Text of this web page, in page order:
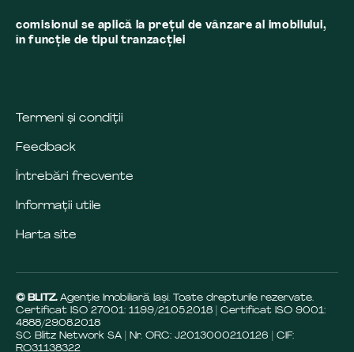
comisionul se aplică la preţul de vânzare al imobilului,
în funcţie de tipul tranzacţiei
Termeni și condiții
Feedback
Întrebări frecvente
Informații utile
Harta site
© BLITZ. Agenție Imobiliară Iaşi. Toate drepturile rezervate.
Certificat ISO 27001: 1199/21.05.2018 | Certificat ISO 9001:
4888/29.08.2018
SC Blitz Network SA | Nr. ORC: J2013000210126 | CIF:
RO31138322